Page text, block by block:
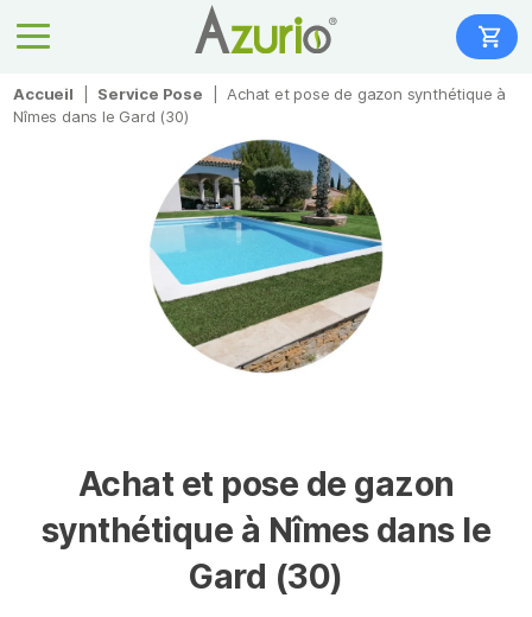
Accueil Service Pose
Achat et pose de gazon synthétique à
Nîmes dans le Gard (30)
Achat et pose de gazon
synthétique à Nîmes dans le
Gard (30)